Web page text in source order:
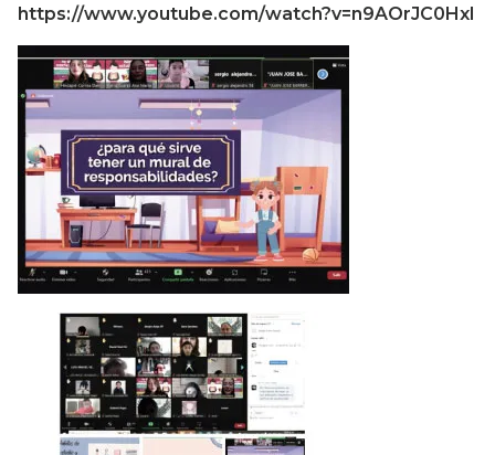
https://www.youtube.com/watch?v=n9AOrJC0HxI